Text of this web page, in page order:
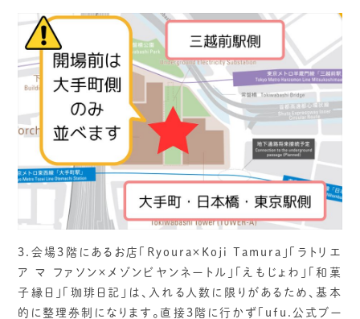
3.会場3階にあるお店「Ryoura×Koji Tamura」「ラトリエ
ア マ ファソン×メゾンビヤンネートル」「えもじょわ」「和菓
子縁日」「珈琲日記」は、入れる人数に限りがあるため、基本
的に整理券制になります。直接3階に行かず「ufu.公式ブー